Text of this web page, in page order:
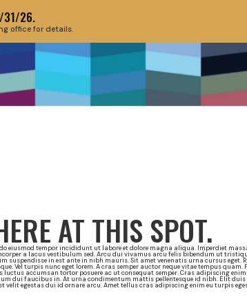
31/26.
office for details.
THE
OF
AT THIS SPOT.
eiusmod tempor incididunt ut labore et dolore magna aliqua. Imperdiet
a lacus vestibulum sed. Arcu dui vivamus arcu felis bibendum ut
in est ante in nibh mauris. Sit amet venenatis urna cursus eget.
Vel turpis nunc eget lorem. A cras semper auctor neque vitae tempus quam.
accumsan tortor posuere ac ut consequat semper. Cras adipiscing
dui faucibus in. At urna condimentum mattis pellentesque id nibh. Elit
egestas dui id ornare arcu. Amet tellus cras adipiscing enim eu turpis